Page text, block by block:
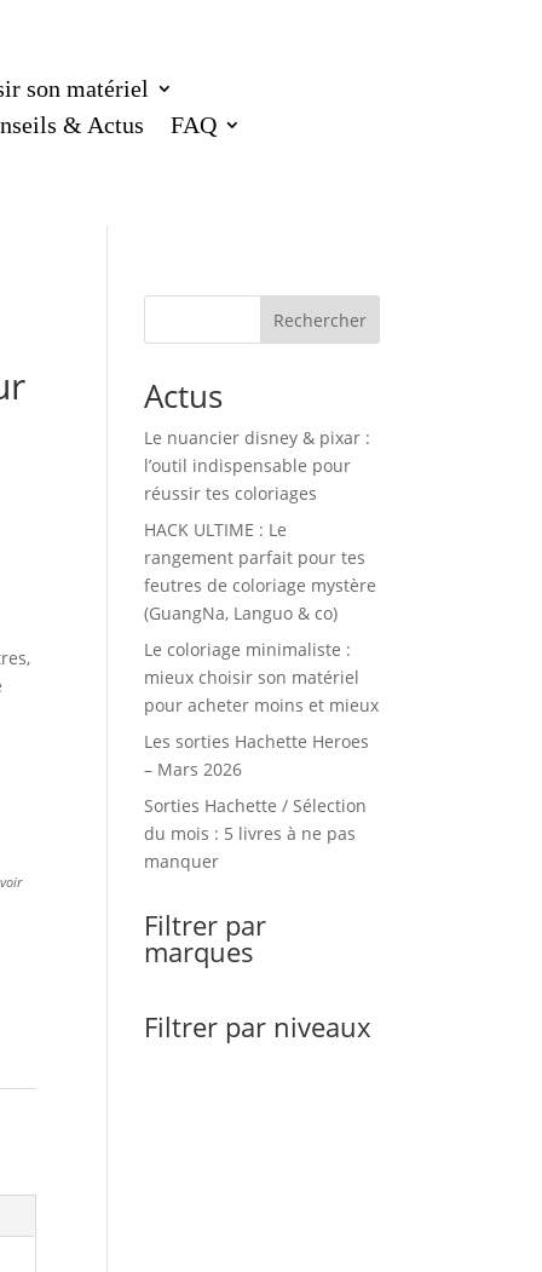
son matériel
& Actus
FAQ
Rechercher
Actus
Le nuancier disney & pixar :
l’outil indispensable pour
réussir tes coloriages
HACK ULTIME : Le
rangement parfait pour tes
feutres de coloriage mystère
(GuangNa, Languo & co)
Le coloriage minimaliste :
mieux choisir son matériel
pour acheter moins et mieux
Les sorties Hachette Heroes
– Mars 2026
Sorties Hachette / Sélection
du mois : 5 livres à ne pas
manquer
Filtrer par
marques
Filtrer par niveaux